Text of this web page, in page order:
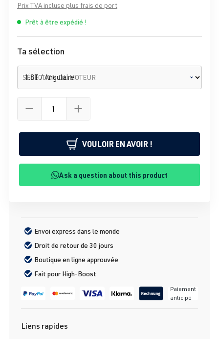
Prix TVA incluse plus frais de port
Prêt à être expédié !
Ta sélection
SÉLECTION DU MOTEUR
VOULOIR EN AVOIR !
Ask a question about this product
Envoi express dans le monde
Droit de retour de 30 jours
Boutique en ligne approuvée
Fait pour High-Boost
Paiement
anticipé
Liens rapides